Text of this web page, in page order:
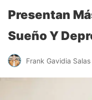
Presentan
Sueño Y
Frank Gavidia Salas